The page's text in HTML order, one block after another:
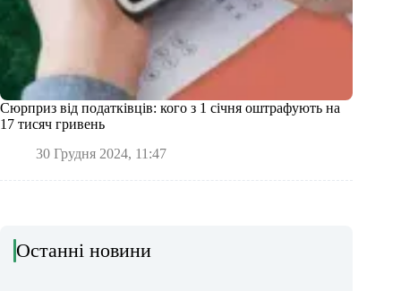
Сюрприз від податківців: кого з 1 січня оштрафують на
17 тисяч гривень
30 Грудня 2024, 11:47
Останні новини